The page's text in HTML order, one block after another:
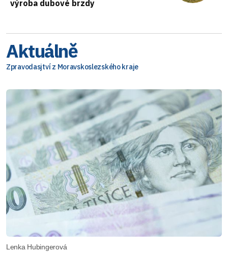
výroba dubové brzdy
Aktuálně
Zpravodasjtví z Moravskoslezského kraje
Lenka Hubingerová